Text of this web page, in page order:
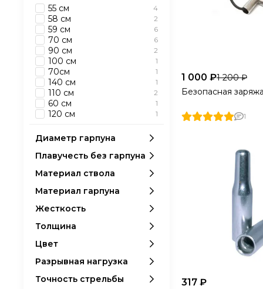
1 000 ₽1 200 ₽
Безопасная
1
317 ₽
55 см
4
58 см 2
59 см 6
70 см 6
90 см 2
100 см 1
70см 1
140 см 1
110 см 2
60 см 1
120 см 1
Диаметр гарпуна
Плавучесть без гарпуна
Материал ствола
Материал гарпуна
Жесткость
Толщина
Цвет
Разрывная нагрузка
Точность стрельбы